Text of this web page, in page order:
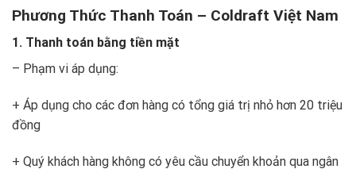
Phương Thức Thanh Toán – Coldraft Việt Nam
1. Thanh toán bằng tiền mặt
– Phạm vi áp dụng:
+ Áp dụng cho các đơn hàng có tổng giá trị nhỏ hơn 20 triệu
đồng
+ Quý khách hàng không có yêu cầu chuyển khoản qua ngân